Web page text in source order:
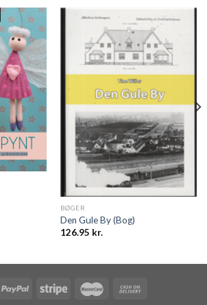
BØGER
Den Gule By (Bog)
126.95 kr.